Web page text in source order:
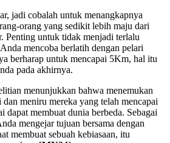
jadi cobalah untuk menangkapnya
orang yang sedikit lebih maju dari
Penting untuk tidak menjadi terlalu
mencoba berlatih dengan pelari
berharap untuk mencapai 5Km, hal itu
pada akhirnya.
menunjukkan bahwa menemukan
meniru mereka yang telah mencapai
dapat membuat dunia berbeda. Sebagai
mengejar tujuan bersama dengan
membuat sebuah kebiasaan, itu